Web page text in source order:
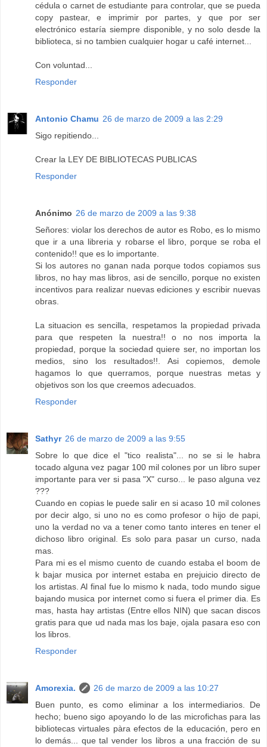
cédula o carnet de estudiante para controlar, que se pueda
copy pastear, e imprimir por partes, y que por ser
electrónico estaría siempre disponible, y no solo desde la
biblioteca, si no tambien cualquier hogar u café internet...
Con voluntad...
Responder
Antonio Chamu 26 de marzo de 2009 a las 2:29
Sigo repitiendo...
Crear la LEY DE BIBLIOTECAS PUBLICAS
Responder
Anónimo 26 de marzo de 2009 a las 9:38
Señores: violar los derechos de autor es Robo, es lo mismo
que ir a una libreria y robarse el libro, porque se roba el
contenido!! que es lo importante.
Si los autores no ganan nada porque todos copiamos sus
libros, no hay mas libros, asi de sencillo, porque no existen
incentivos para realizar nuevas ediciones y escribir nuevas
obras.
La situacion es sencilla, respetamos la propiedad privada
para que respeten la nuestra!! o no nos importa la
propiedad, porque la sociedad quiere ser, no importan los
medios, sino los resultados!!. Asi copiemos, demole
hagamos lo que querramos, porque nuestras metas y
objetivos son los que creemos adecuados.
Responder
Sathyr 26 de marzo de 2009 a las 9:55
Sobre lo que dice el "tico realista"... no se si le habra
tocado alguna vez pagar 100 mil colones por un libro super
importante para ver si pasa "X" curso... le paso alguna vez
???
Cuando en copias le puede salir en si acaso 10 mil colones
por decir algo, si uno no es como profesor o hijo de papi,
uno la verdad no va a tener como tanto interes en tener el
dichoso libro original. Es solo para pasar un curso, nada
mas.
Para mi es el mismo cuento de cuando estaba el boom de
k bajar musica por internet estaba en prejuicio directo de
los artistas. Al final fue lo mismo k nada, todo mundo sigue
bajando musica por internet como si fuera el primer dia. Es
mas, hasta hay artistas (Entre ellos NIN) que sacan discos
gratis para que ud nada mas los baje, ojala pasara eso con
los libros.
Responder
Amorexia.
26 de marzo de 2009 a las 10:27
Buen punto, es como eliminar a los intermediarios. De
hecho; bueno sigo apoyando lo de las microfichas para las
bibliotecas virtuales pàra efectos de la educación, pero en
lo demás... que tal vender los libros a una fracción de su